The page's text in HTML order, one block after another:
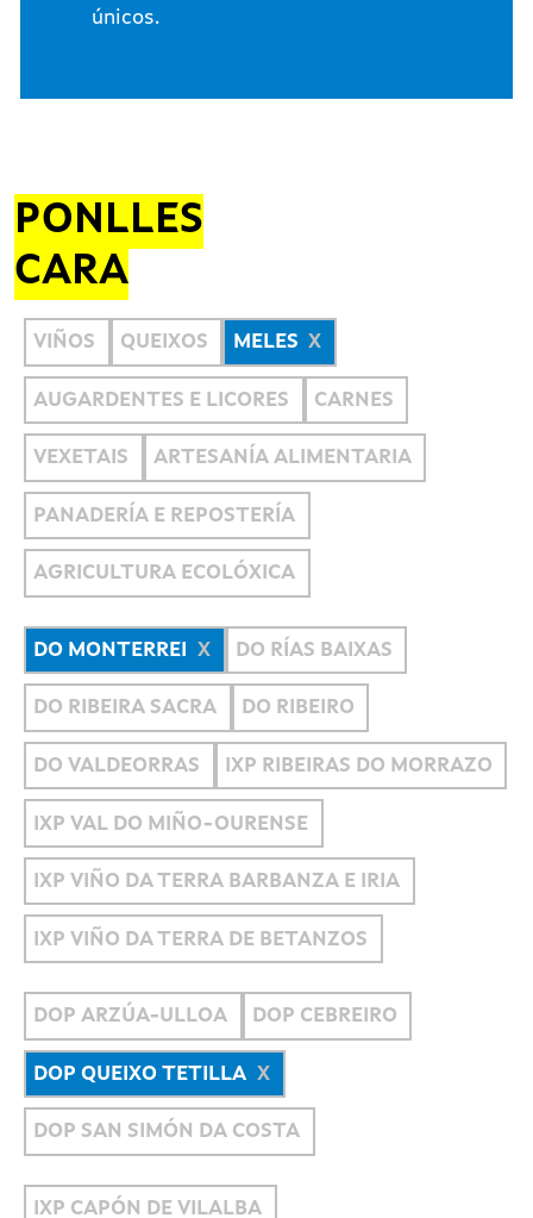
únicos.
PONLLES
CARA
VIÑOS QUEIXOS MELES
AUGARDENTES E LICORES CARNES
VEXETAIS ARTESANÍA ALIMENTARIA
PANADERÍA E REPOSTERÍA
AGRICULTURA ECOLÓXICA
DO MONTERREI DO RÍAS BAIXAS
DO RIBEIRA SACRA DO RIBEIRO
DO VALDEORRAS IXP RIBEIRAS DO MORRAZO
IXP VAL DO MIÑO-OURENSE
IXP VIÑO DA TERRA BARBANZA E IRIA
IXP VIÑO DA TERRA DE BETANZOS
DOP ARZÚA-ULLOA DOP CEBREIRO
DOP QUEIXO TETILLA
DOP SAN SIMÓN DA COSTA
IXP CAPÓN DE VILALBA